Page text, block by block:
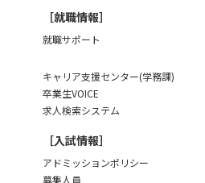
［就職情報］
就職サポート
キャリア支援センター(学務課)
卒業生VOICE
求人検索システム
［入試情報］
アドミッションポリシー
募集人員